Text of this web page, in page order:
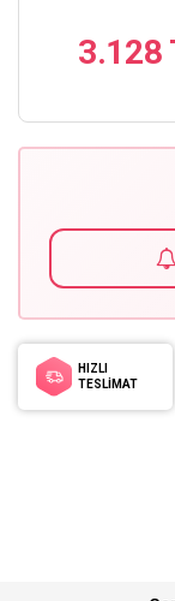
3.128
HIZLI
TESLİMAT